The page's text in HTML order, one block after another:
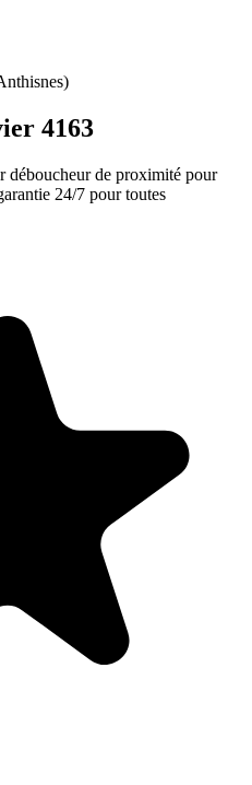
4163
déboucheur de proximité pour
24/7 pour toutes